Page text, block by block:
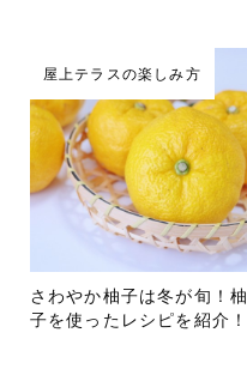
屋上テラスの楽しみ方
さわやか柚子は冬が旬！柚
子を使ったレシピを紹介！